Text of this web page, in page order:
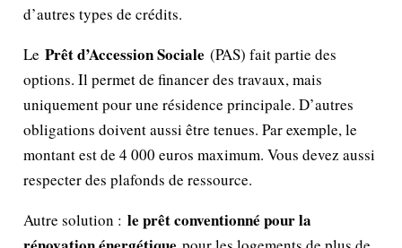
d’autres types de crédits.
Le Prêt d’Accession Sociale(PAS) fait partie des
options. Il permet de financer des travaux, mais
uniquement pour une résidence principale. D’autres
obligations doivent aussi être tenues. Par exemple, le
montant est de 4 000 euros maximum. Vous devez aussi
respecter des plafonds de ressource.
Autre solution :le prêt conventionné pour la